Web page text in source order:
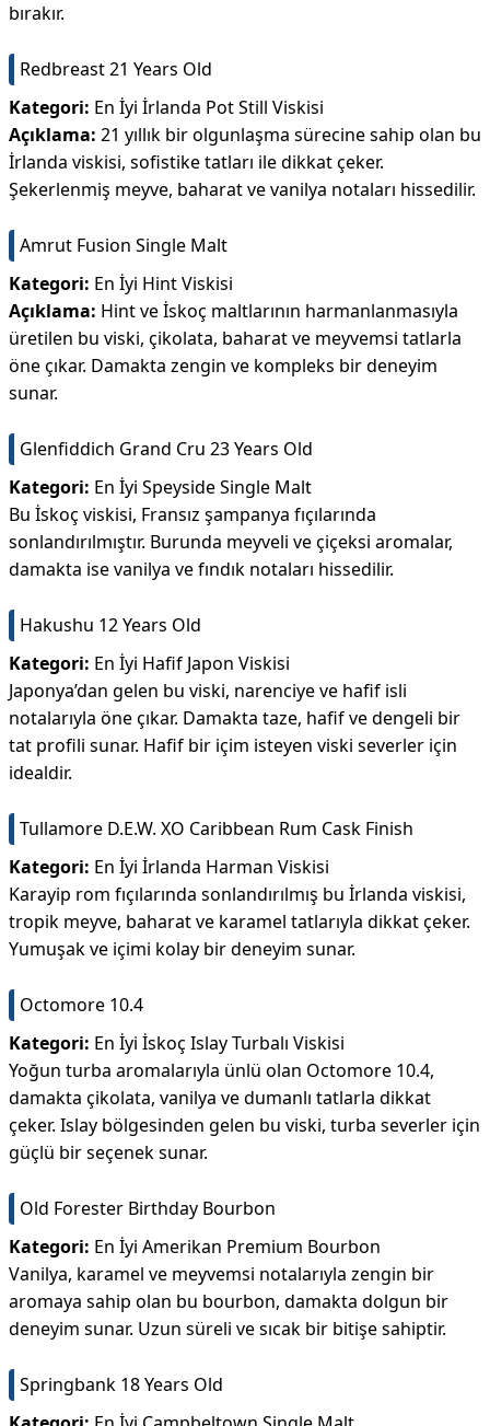
bırakır.
Redbreast 21 Years Old
Kategori: En İyi İrlanda Pot Still Viskisi
Açıklama: 21 yıllık bir olgunlaşma sürecine sahip olan bu
İrlanda viskisi, sofistike tatları ile dikkat çeker.
Şekerlenmiş meyve, baharat ve vanilya notaları hissedilir.
Amrut Fusion Single Malt
Kategori: En İyi Hint Viskisi
Açıklama: Hint ve İskoç maltlarının harmanlanmasıyla
üretilen bu viski, çikolata, baharat ve meyvemsi tatlarla
öne çıkar. Damakta zengin ve kompleks bir deneyim
sunar.
Glenfiddich Grand Cru 23 Years Old
Kategori: En İyi Speyside Single Malt
Bu İskoç viskisi, Fransız şampanya fıçılarında
sonlandırılmıştır. Burunda meyveli ve çiçeksi aromalar,
damakta ise vanilya ve fındık notaları hissedilir.
Hakushu 12 Years Old
Kategori: En İyi Hafif Japon Viskisi
Japonya’dan gelen bu viski, narenciye ve hafif isli
notalarıyla öne çıkar. Damakta taze, hafif ve dengeli bir
tat profili sunar. Hafif bir içim isteyen viski severler için
idealdir.
Tullamore D.E.W. XO Caribbean Rum Cask Finish
Kategori: En İyi İrlanda Harman Viskisi
Karayip rom fıçılarında sonlandırılmış bu İrlanda viskisi,
tropik meyve, baharat ve karamel tatlarıyla dikkat çeker.
Yumuşak ve içimi kolay bir deneyim sunar.
Octomore 10.4
Kategori: En İyi İskoç Islay Turbalı Viskisi
Yoğun turba aromalarıyla ünlü olan Octomore 10.4,
damakta çikolata, vanilya ve dumanlı tatlarla dikkat
çeker. Islay bölgesinden gelen bu viski, turba severler için
güçlü bir seçenek sunar.
Old Forester Birthday Bourbon
Kategori: En İyi Amerikan Premium Bourbon
Vanilya, karamel ve meyvemsi notalarıyla zengin bir
aromaya sahip olan bu bourbon, damakta dolgun bir
deneyim sunar. Uzun süreli ve sıcak bir bitişe sahiptir.
Springbank 18 Years Old